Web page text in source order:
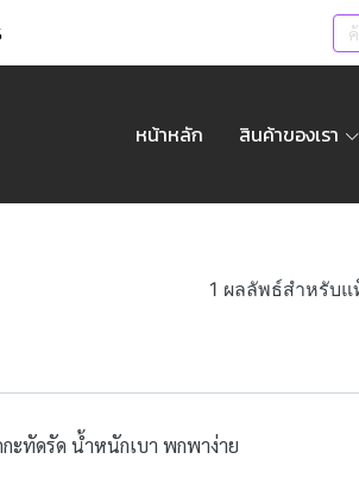
หน้าหลัก สินค้าของเรา
1 ผลลัพธ์สำหรับ
กะทัดรัด น้ำหนักเบา พกพาง่าย